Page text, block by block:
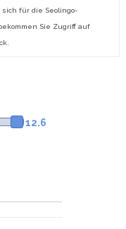
sich für die Seolingo-
Sie Zugriff auf
12.6